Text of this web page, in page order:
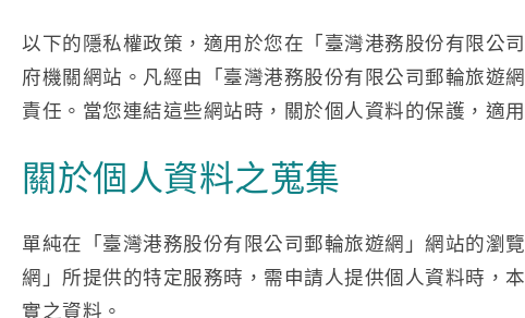
以下的隱私權政策，適用於您在「臺灣港務股份有限公
府機關網站。凡經由「臺灣港務股份有限公司郵輪旅遊
責任。當您連結這些網站時，關於個人資料的保護，適
關於個人資料之蒐集
單純在「臺灣港務股份有限公司郵輪旅遊網」網站的瀏
網」所提供的特定服務時，需申請人提供個人資料時，
實之資料。